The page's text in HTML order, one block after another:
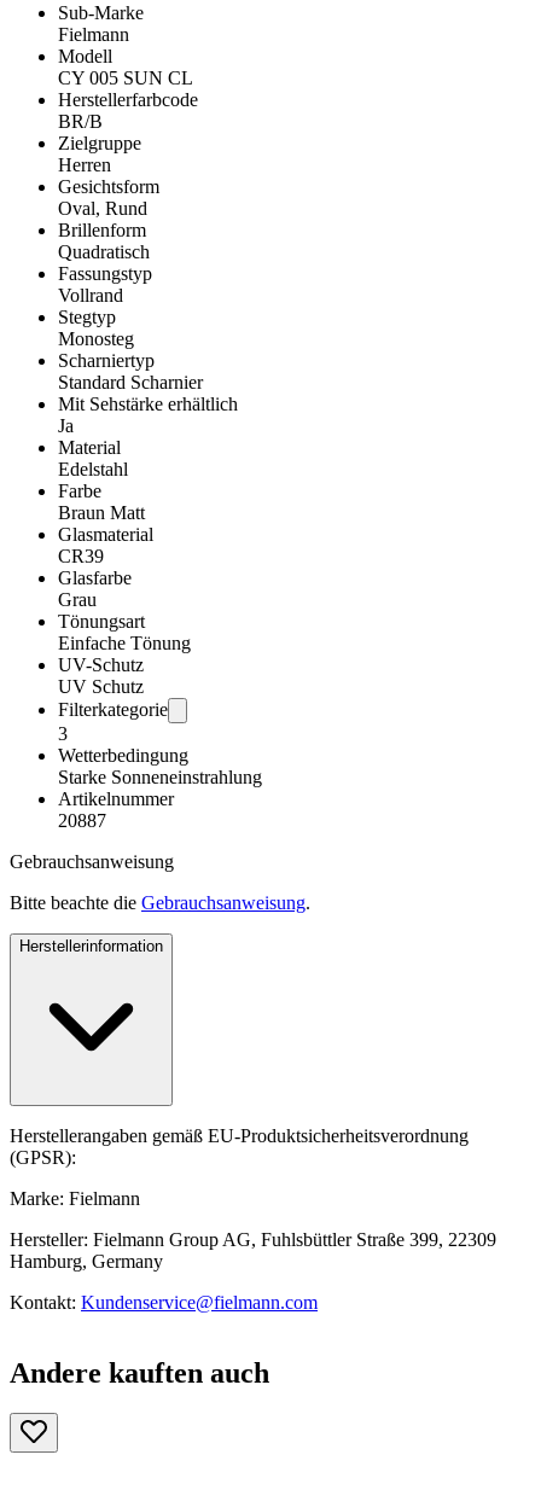
Sub-Marke
Fielmann
Modell
CY 005 SUN CL
Herstellerfarbcode
BR/B
Zielgruppe
Herren
Gesichtsform
Oval, Rund
Brillenform
Quadratisch
Fassungstyp
Vollrand
Stegtyp
Monosteg
Scharniertyp
Standard Scharnier
Mit Sehstärke erhältlich
Ja
Material
Edelstahl
Farbe
Braun Matt
Glasmaterial
CR39
Glasfarbe
Grau
Tönungsart
Einfache Tönung
UV-Schutz
UV Schutz
Filterkategorie
3
Wetterbedingung
Starke Sonneneinstrahlung
Artikelnummer
20887
Gebrauchsanweisung
Bitte beachte die Gebrauchsanweisung.
Herstellerinformation
Herstellerangaben gemäß EU-Produktsicherheitsverordnung
(GPSR):
Marke: Fielmann
Hersteller: Fielmann Group AG, Fuhlsbüttler Straße 399, 22309
Hamburg, Germany
Kontakt: Kundenservice@fielmann.com
Andere kauften auch